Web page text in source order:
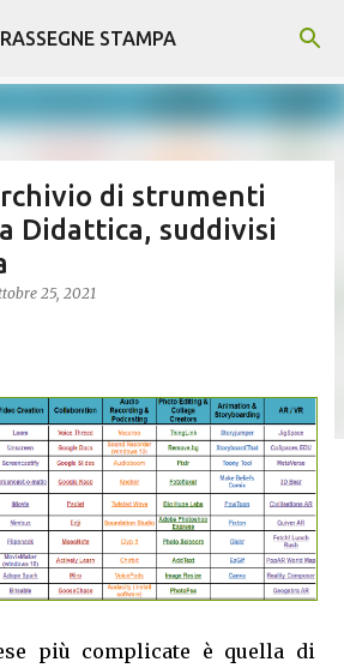
ai contenuti principali
STAMPA
di strumenti
Didattica, suddivisi
25, 2021
più complicate è quella di